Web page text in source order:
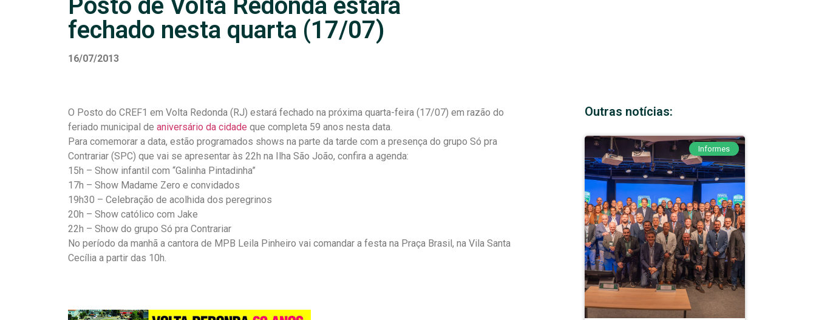
Posto de Volta Redonda estará
fechado nesta quarta (17/07)
16/07/2013
O Posto do CREF1 em Volta Redonda (RJ) estará fechado na próxima quarta-feira (17/07) em razão do
feriado municipal de aniversário da cidade que completa 59 anos nesta data.
Para comemorar a data, estão programados shows na parte da tarde com a presença do grupo Só pra
Contrariar (SPC) que vai se apresentar às 22h na Ilha São João, confira a agenda:
15h – Show infantil com “Galinha Pintadinha”
17h – Show Madame Zero e convidados
19h30 – Celebração de acolhida dos peregrinos
20h – Show católico com Jake
22h – Show do grupo Só pra Contrariar
No período da manhã a cantora de MPB Leila Pinheiro vai comandar a festa na Praça Brasil, na Vila Santa
Cecília a partir das 10h.
Outras notícias:
Informes